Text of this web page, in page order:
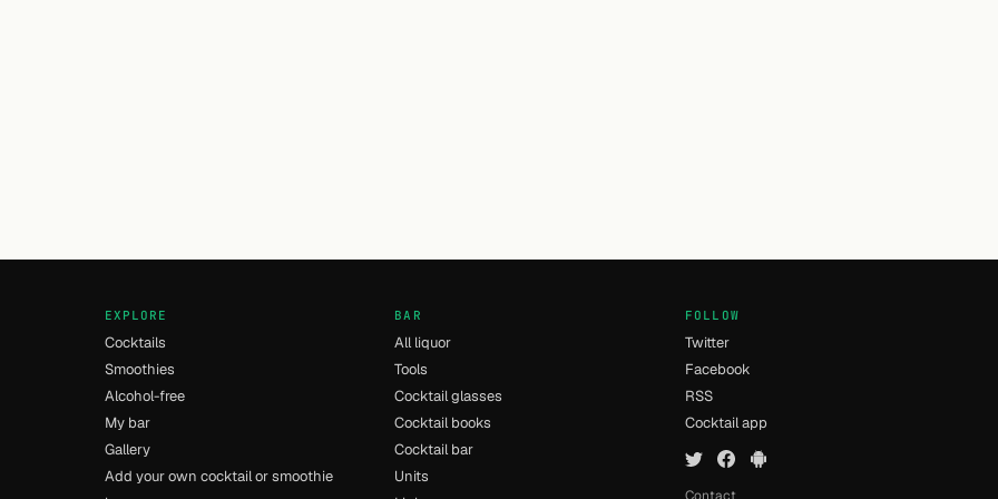
EXPLORE
Cocktails
Smoothies
Alcohol-free
My bar
Gallery
Add your own cocktail or smoothie
BAR
All liquor
Tools
Cocktail glasses
Cocktail books
Cocktail bar
Units
FOLLOW
Twitter
Facebook
RSS
Cocktail app
Contact